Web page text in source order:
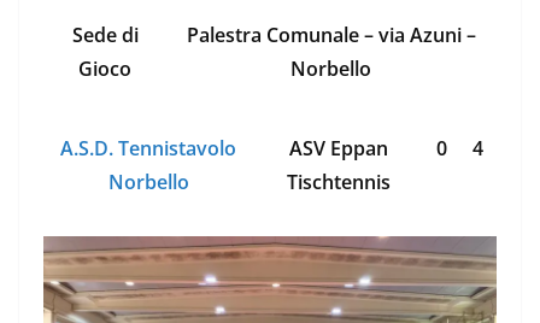
Sede di
Gioco
Palestra Comunale – via Azuni –
Norbello
A.S.D. Tennistavolo
Norbello
ASV Eppan
Tischtennis
0 4